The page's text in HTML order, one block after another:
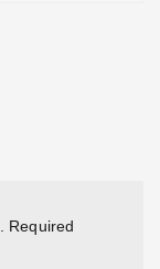
Required